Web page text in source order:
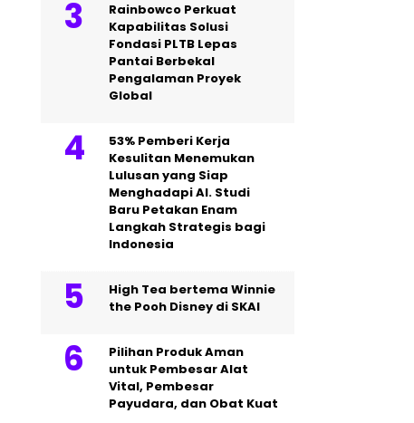
Rainbowco Perkuat
Kapabilitas Solusi
Fondasi PLTB Lepas
Pantai Berbekal
Pengalaman Proyek
Global
53% Pemberi Kerja
Kesulitan Menemukan
Lulusan yang Siap
Menghadapi AI. Studi
Baru Petakan Enam
Langkah Strategis bagi
Indonesia
High Tea bertema Winnie
the Pooh Disney di SKAI
Pilihan Produk Aman
untuk Pembesar Alat
Vital, Pembesar
Payudara, dan Obat Kuat